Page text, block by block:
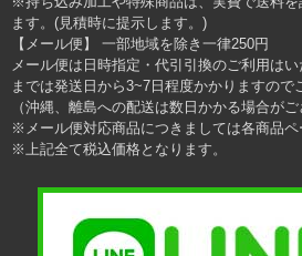
ます。(見積時に提示します。)
【メール便】 一部地域を除き一律250円
メール便は日時指定・代引引換のご利用は
までは発送日から3~7日程度かかりますので
（沖縄、離島への配送は数日かかる場合がご
※メール便対応商品につきましては各商品
※上記全て税込価格となります。